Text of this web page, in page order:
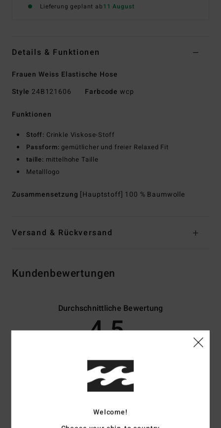
Lieferung geplant ab11 August
Details & Funktionen
Frauen Weiss Elastische Hose
Style 24B121606 Farbcode wcp
Funktionen
Stoff: Crinkle Viskose-Stoff
Passform:gemütlicher und freier Relaxed Fit
taille: mittelhohe Taille
Metalllogo
Zusammensetzung [Hauptstoff] 100 % Baumwolle
Versand & Rückversand
Kundenbewertungen
Durchschnittliche Bewertung
4.5
2 verifizierten Bewertungen
100% unserer Kunden empfehlen dieses Produkt
Welcome!